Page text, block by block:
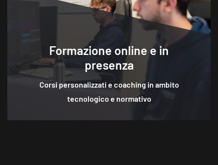
Formazione online e in
presenza
Corsi personalizzati e coaching in ambito
tecnologico e normativo